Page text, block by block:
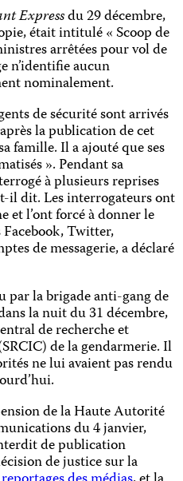
Expressdu 29 décembre,
était intitulé « Scoop de
arrêtées pour vol de
n’identifie aucun
nominalement.
de sécurité sont arrivés
la publication de cet
famille. Il a ajouté que ses
». Pendant sa
à plusieurs reprises
t-il dit. Les interrogateurs ont
et l’ont forcé à donner le
Facebook, Twitter,
de messagerie, a déclaré
par la brigade anti-gang de
la nuit du 31 décembre,
de recherche et
de la gendarmerie. Il
ne lui avaient pas rendu
de la Haute Autorité
du 4 janvier,
de publication
de justice sur la